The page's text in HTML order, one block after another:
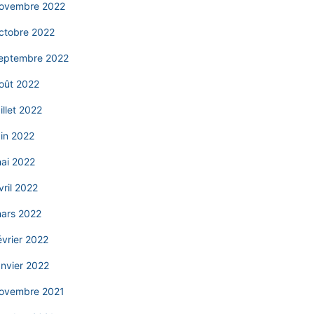
2022
2022
2022
2022
2022
2022
2022
2022
2022
2022
2022
2021